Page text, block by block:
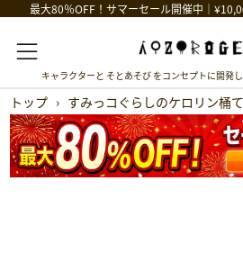
最大80％OFF！サマーセール開催中｜
Menu
キャラクターと そとあそび をコンセプトに開発
トップ › すみっコぐらしのケロリン桶